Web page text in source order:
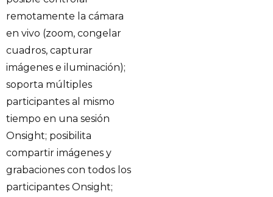
remotamente la cámara
en vivo (zoom, congelar
cuadros, capturar
imágenes e iluminación);
soporta múltiples
participantes al mismo
tiempo en una sesión
Onsight; posibilita
compartir imágenes y
grabaciones con todos los
participantes Onsight;